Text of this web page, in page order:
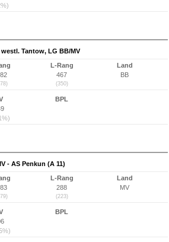
Tantow, LG BB/MV
L-Rang
467
(350)
Land
BB
BPL
- AS Penkun (A 11)
L-Rang
288
(223)
Land
MV
BPL